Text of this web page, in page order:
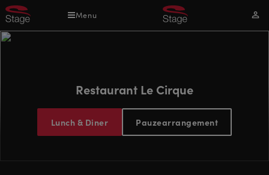
Overslaan
en
naar
Menu
Mijn
Restaurant Le Cirque
Lunch & Diner Pauzearrangement